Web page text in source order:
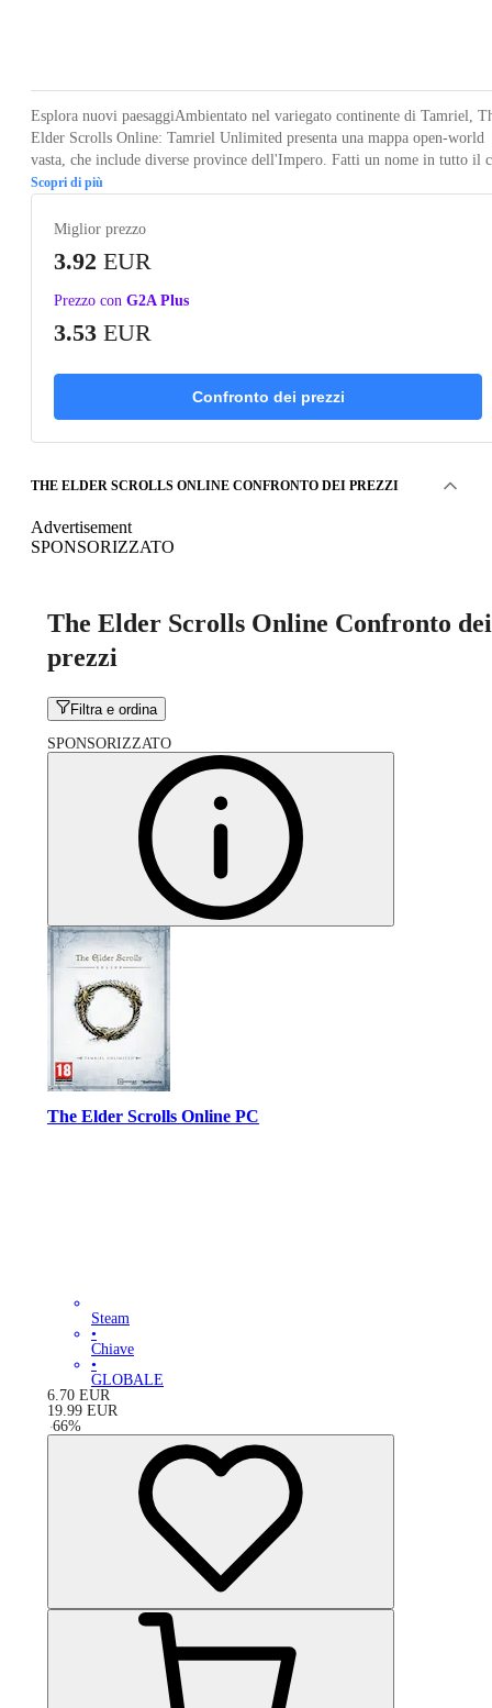
Esplora nuovi paesaggiAmbientato nel variegato continente di Tamriel,
Elder Scrolls Online: Tamriel Unlimited presenta una mappa open-world
vasta, che include diverse province dell'Impero. Fatti un nome in tutto il
Scopri di più
Miglior prezzo
3.92 EUR
Prezzo con G2A Plus
3.53 EUR
Confronto dei prezzi
THE ELDER SCROLLS ONLINE CONFRONTO DEI PREZZI
Advertisement
SPONSORIZZATO
The Elder Scrolls Online Confronto dei
prezzi
Filtra e ordina
SPONSORIZZATO
The Elder Scrolls Online PC
Steam
•
Chiave
•
GLOBALE
6.70 EUR
19.99 EUR
-66%